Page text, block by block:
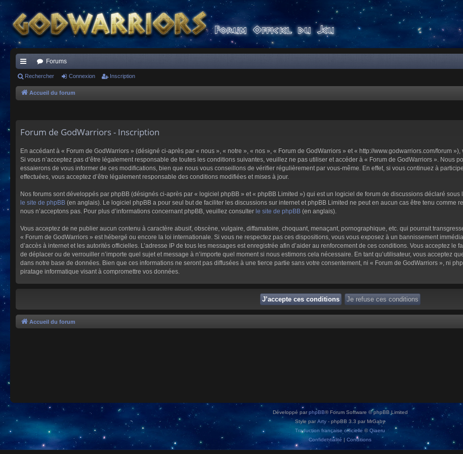
ac
co
s
Forums
Rechercher Connexion Inscription
Accueil du forum
Forum de GodWarriors - Inscription
En accédant à « Forum de GodWarriors » (désigné ci-après par « nous », « notre », « nos », « Forum de GodWarriors » et « http://www.godwarriors.com/forum
Si vous n’acceptez pas d’être légalement responsable de toutes les conditions suivantes, veuillez ne pas utiliser et accéder à « Forum de GodWarriors ». Nous
essaierons de vous informer de ces modifications, bien que nous vous conseillons de vérifier régulièrement par vous-même. En effet, si vous continuez à
effectuées, vous acceptez d’être légalement responsable des conditions modifiées et mises à jour.
Nos forums sont développés par phpBB (désignés ci-après par « logiciel phpBB » et « phpBB Limited ») qui est un logiciel de forum de discussions déclaré sous
le site de phpBB (en anglais). Le logiciel phpBB a pour seul but de faciliter les discussions sur internet et phpBB Limited ne peut en aucun cas être tenu comme
nous n’acceptons pas. Pour plus d’informations concernant phpBB, veuillez consulter le site de phpBB (en anglais).
Vous acceptez de ne publier aucun contenu à caractère abusif, obscène, vulgaire, diffamatoire, choquant, menaçant, pornographique, etc. qui pourrait
« Forum de GodWarriors » est hébergé ou encore la loi internationale. Si vous ne respectez pas ces dispositions, vous vous exposez à un bannissement
d’accès à internet et les autorités officielles. L’adresse IP de tous les messages est enregistrée afin d’aider au renforcement de ces conditions. Vous acceptez
de déplacer ou de verrouiller n’importe quel sujet et message à n’importe quel moment si nous estimons cela nécessaire. En tant qu’utilisateur, vous acceptez
dans notre base de données. Bien que ces informations ne seront pas diffusées à une tierce partie sans votre consentement, ni « Forum de GodWarriors », ni
piratage informatique visant à compromettre vos données.
Accueil du forum
Développé parphpBB® Forum Software © phpBB Limited
Style par Arty - phpBB 3.3 par MrGaby
Traduction française officielle ©Qiaeru
Confidentialité | Conditions